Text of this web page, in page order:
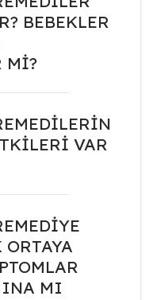
BEBEKLER
Mİ?
VAR
MI